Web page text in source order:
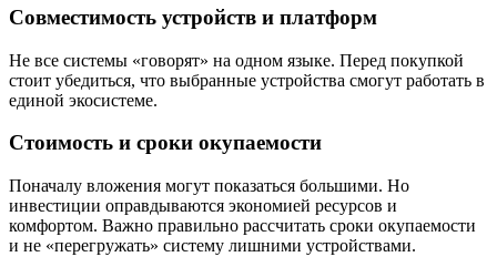
Совместимость устройств и платформ
Не все системы «говорят» на одном языке. Перед покупкой
стоит убедиться, что выбранные устройства смогут работать в
единой экосистеме.
Стоимость и сроки окупаемости
Поначалу вложения могут показаться большими. Но
инвестиции оправдываются экономией ресурсов и
комфортом. Важно правильно рассчитать сроки окупаемости
и не «перегружать» систему лишними устройствами.